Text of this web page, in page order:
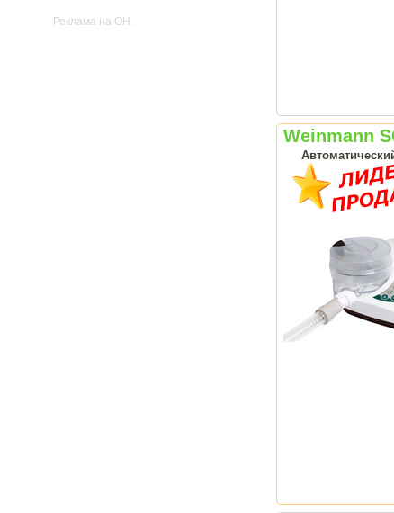
Реклама на OH:
Weinmann